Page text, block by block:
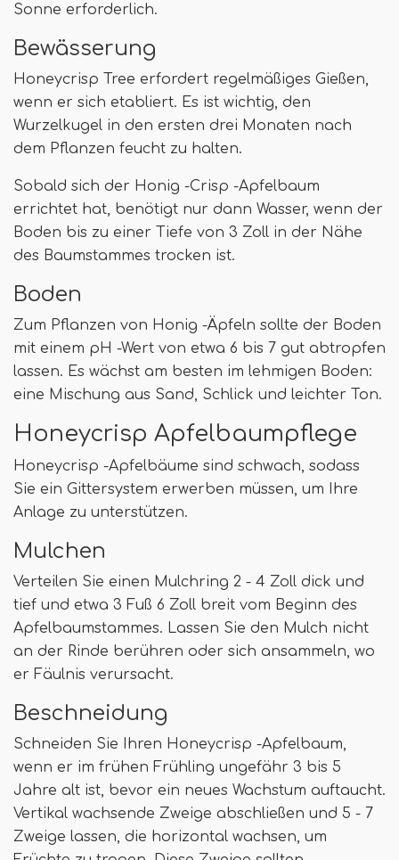
Sonne erforderlich.
Bewässerung
Honeycrisp Tree erfordert regelmäßiges Gießen,
wenn er sich etabliert. Es ist wichtig, den
Wurzelkugel in den ersten drei Monaten nach
dem Pflanzen feucht zu halten.
Sobald sich der Honig -Crisp -Apfelbaum
errichtet hat, benötigt nur dann Wasser, wenn der
Boden bis zu einer Tiefe von 3 Zoll in der Nähe
des Baumstammes trocken ist.
Boden
Zum Pflanzen von Honig -Äpfeln sollte der Boden
mit einem pH -Wert von etwa 6 bis 7 gut abtropfen
lassen. Es wächst am besten im lehmigen Boden:
eine Mischung aus Sand, Schlick und leichter Ton.
Honeycrisp Apfelbaumpflege
Honeycrisp -Apfelbäume sind schwach, sodass
Sie ein Gittersystem erwerben müssen, um Ihre
Anlage zu unterstützen.
Mulchen
Verteilen Sie einen Mulchring 2 - 4 Zoll dick und
tief und etwa 3 Fuß 6 Zoll breit vom Beginn des
Apfelbaumstammes. Lassen Sie den Mulch nicht
an der Rinde berühren oder sich ansammeln, wo
er Fäulnis verursacht.
Beschneidung
Schneiden Sie Ihren Honeycrisp -Apfelbaum,
wenn er im frühen Frühling ungefähr 3 bis 5
Jahre alt ist, bevor ein neues Wachstum auftaucht.
Vertikal wachsende Zweige abschließen und 5 - 7
Zweige lassen, die horizontal wachsen, um